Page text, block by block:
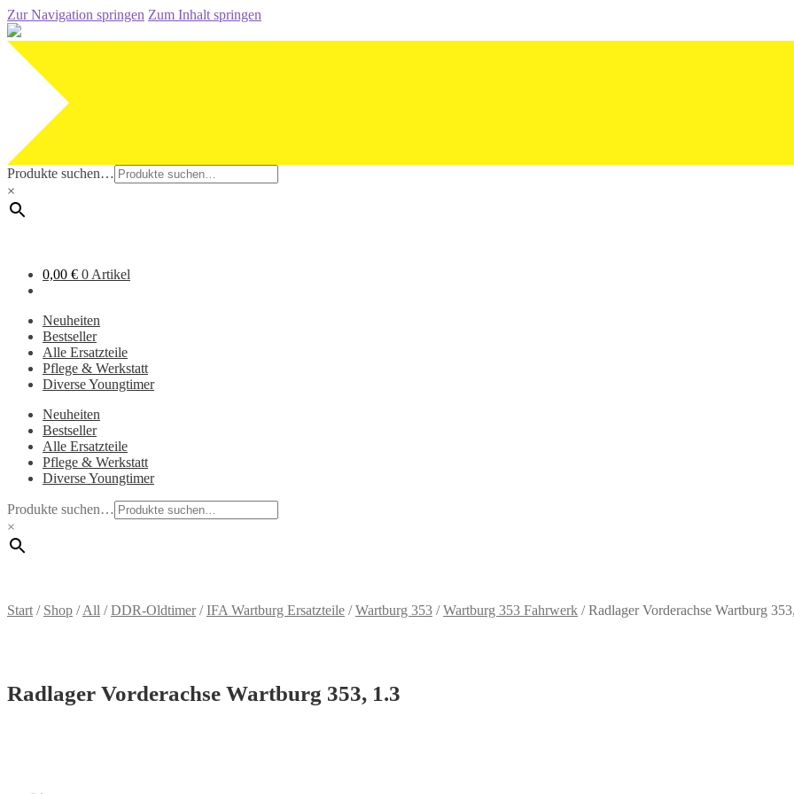
Zur Navigation springen Zum Inhalt springen
Produkte suchen…
×
0,00 € 0 Artikel
Neuheiten
Bestseller
Alle Ersatzteile
Pflege & Werkstatt
Diverse Youngtimer
Neuheiten
Bestseller
Alle Ersatzteile
Pflege & Werkstatt
Diverse Youngtimer
Produkte suchen…
×
Start / Shop /All /DDR-Oldtimer/IFA Wartburg Ersatzteile /Wartburg 353 /Wartburg 353 Fahrwerk /Radlager Vorderachse Wartburg
Radlager Vorderachse Wartburg 353, 1.3